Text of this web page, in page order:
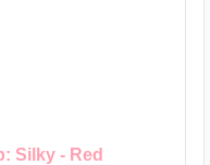
Silky - Red